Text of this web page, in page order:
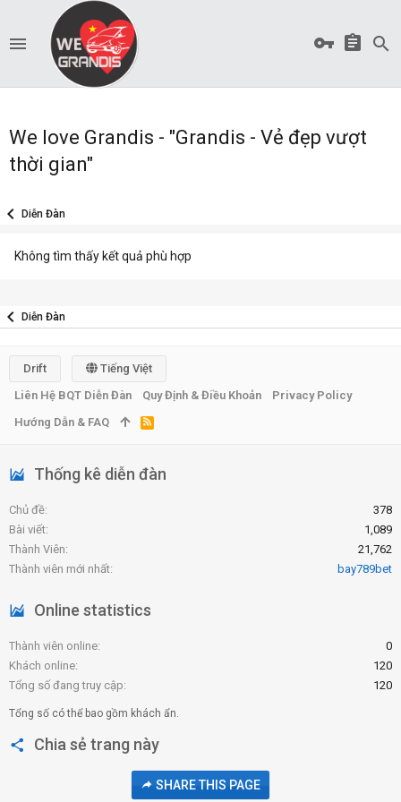
We love Grandis - "Grandis - Vẻ đẹp vượt
thời gian"
Diễn Đàn
Không tìm thấy kết quả phù hợp
Diễn Đàn
Thống kê diễn đàn
Chủ đề
378
Bài viết
1,089
Thành Viên
21,762
Thành viên mới nhất
bay789bet
Online statistics
Thành viên online
0
Khách online
120
Tổng số đang truy cập
120
Tổng số có thể bao gồm khách ẩn.
Chia sẻ trang này
SHARE THIS PAGE
Drift
Tiếng Việt
Liên Hệ BQT Diễn Đàn
Quy Định & Điều Khoản
Privacy Policy
Hướng Dẫn & FAQ
R
S